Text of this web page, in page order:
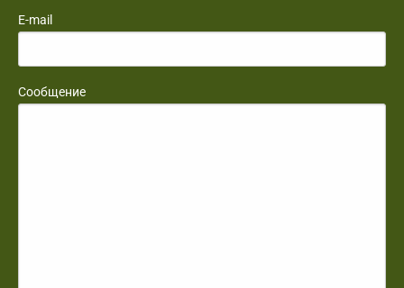
E-mail
Сообщение